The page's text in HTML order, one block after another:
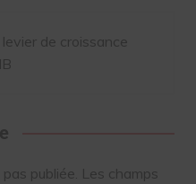
de croissance
publiée. Les champs